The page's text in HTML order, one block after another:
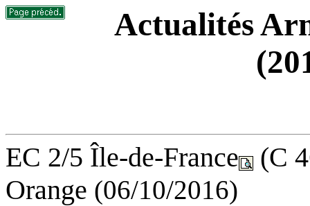
Actualités
EC 2/5 Île-de-France
(C
Orange (06/10/2016)